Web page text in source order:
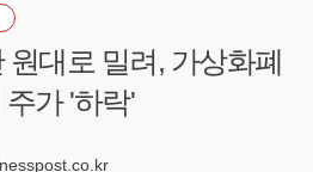
원대로 밀려, 가상화폐
가 '하락'